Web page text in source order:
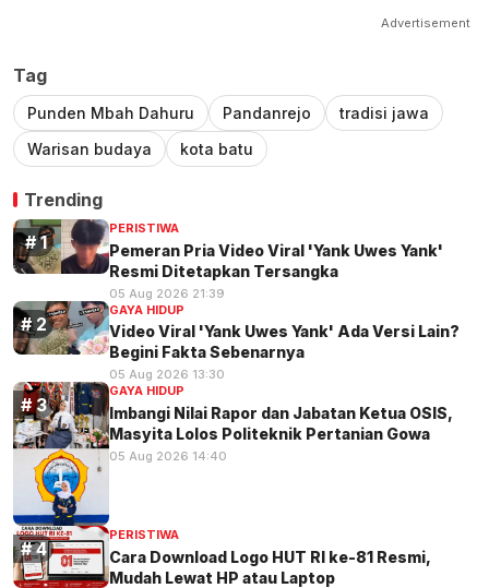
Advertisement
Tag
Punden Mbah Dahuru Pandanrejo
tradisi jawa
Warisan budaya
kota batu
Trending
PERISTIWA
Pemeran Pria Video Viral 'Yank Uwes Yank'
Resmi Ditetapkan Tersangka
05 Aug 2026 21:39
GAYA HIDUP
Video Viral 'Yank Uwes Yank' Ada Versi Lain?
Begini Fakta Sebenarnya
05 Aug 2026 13:30
GAYA HIDUP
Imbangi Nilai Rapor dan Jabatan Ketua OSIS,
Masyita Lolos Politeknik Pertanian Gowa
05 Aug 2026 14:40
PERISTIWA
Cara Download Logo HUT RI ke-81 Resmi,
Mudah Lewat HP atau Laptop